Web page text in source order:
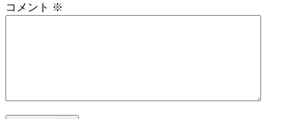
コメント ※